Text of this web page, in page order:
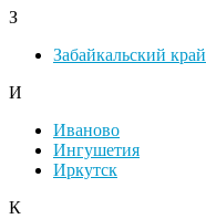
З
Забайкальский край
И
Иваново
Ингушетия
Иркутск
К